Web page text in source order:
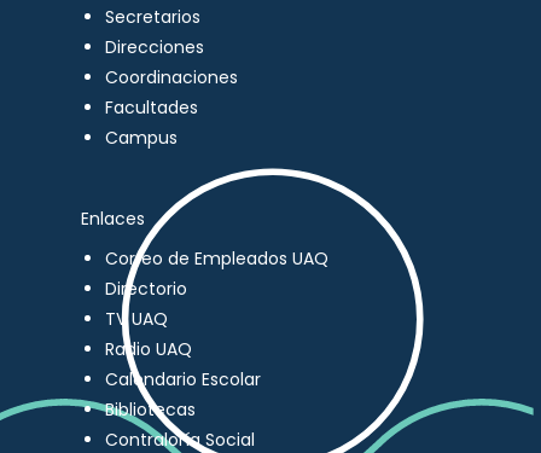
Secretarios
Direcciones
Coordinaciones
Facultades
Campus
Enlaces
Correo de Empleados UAQ
Directorio
TV UAQ
Radio UAQ
Calendario Escolar
Bibliotecas
Contraloría Social